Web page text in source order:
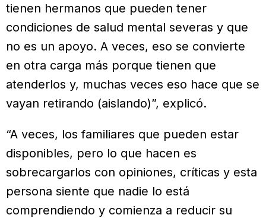
tienen hermanos que pueden tener
condiciones de salud mental severas y que
no es un apoyo. A veces, eso se convierte
en otra carga más porque tienen que
atenderlos y, muchas veces eso hace que se
vayan retirando (aislando)”, explicó.
“A veces, los familiares que pueden estar
disponibles, pero lo que hacen es
sobrecargarlos con opiniones, críticas y esta
persona siente que nadie lo está
comprendiendo y comienza a reducir su